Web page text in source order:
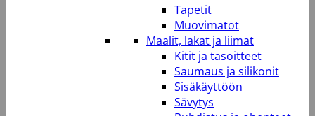
Tapetit
Muovimatot
Maalit, lakat ja liimat
Kitit ja tasoitteet
Saumaus ja silikonit
Sisäkäyttöön
Sävytys